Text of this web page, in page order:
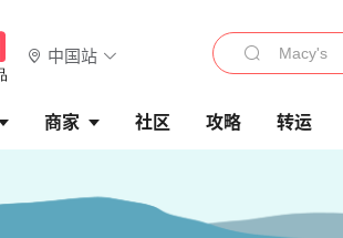
中国站
商家 社区 攻略 转运